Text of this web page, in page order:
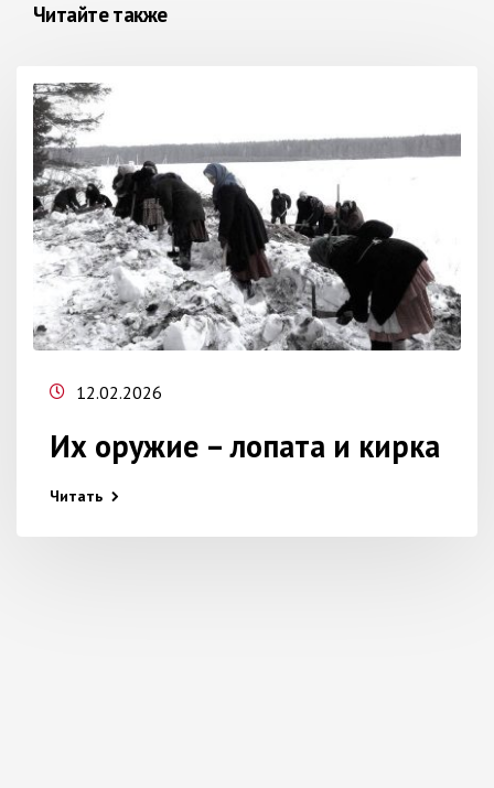
Читайте также
12.02.2026
Их оружие – лопата и кирка
Читать